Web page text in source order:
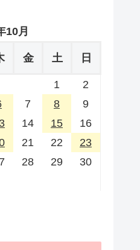
10月
金 土 日
1
2
7 8
9
14 15
16
21 22
23
28 29
30